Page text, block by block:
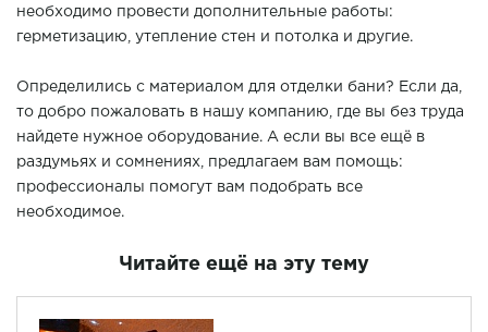
необходимо провести дополнительные работы:
герметизацию, утепление стен и потолка и другие.
Определились с материалом для отделки бани? Если да,
то добро пожаловать в нашу компанию, где вы без труда
найдете нужное оборудование. А если вы все ещё в
раздумьях и сомнениях, предлагаем вам помощь:
профессионалы помогут вам подобрать все
необходимое.
Читайте ещё на эту тему